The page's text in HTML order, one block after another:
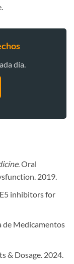
día.
. Oral
2019.
inhibitors for
de Medicamentos
& Dosage. 2024.